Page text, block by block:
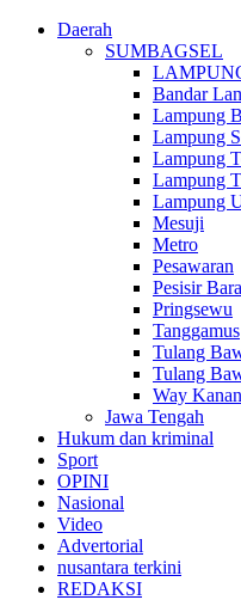
Daerah
SUMBAGSEL
Bandar
Lampung
Lampung
Lampung
Lampung
Lampung
Mesuji
Metro
Pesawaran
Pesisir
Pringsewu
Tanggamus
Tulang
Tulang
Way Kanan
Jawa Tengah
Hukum dan kriminal
Sport
OPINI
Nasional
Video
Advertorial
nusantara terkini
REDAKSI